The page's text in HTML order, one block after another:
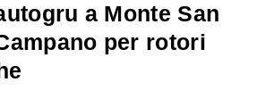
a Monte San
per rotori